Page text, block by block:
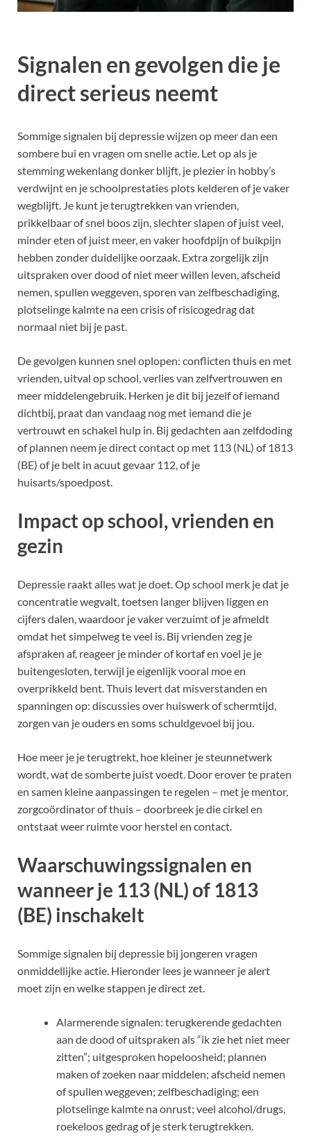
Signalen en gevolgen die je
direct serieus neemt
Sommige signalen bij depressie wijzen op meer dan een
sombere bui en vragen om snelle actie. Let op als je
stemming wekenlang donker blijft, je plezier in hobby’s
verdwijnt en je schoolprestaties plots kelderen of je vaker
wegblijft. Je kunt je terugtrekken van vrienden,
prikkelbaar of snel boos zijn, slechter slapen of juist veel,
minder eten of juist meer, en vaker hoofdpijn of buikpijn
hebben zonder duidelijke oorzaak. Extra zorgelijk zijn
uitspraken over dood of niet meer willen leven, afscheid
nemen, spullen weggeven, sporen van zelfbeschadiging,
plotselinge kalmte na een crisis of risicogedrag dat
normaal niet bij je past.
De gevolgen kunnen snel oplopen: conflicten thuis en met
vrienden, uitval op school, verlies van zelfvertrouwen en
meer middelengebruik. Herken je dit bij jezelf of iemand
dichtbij, praat dan vandaag nog met iemand die je
vertrouwt en schakel hulp in. Bij gedachten aan zelfdoding
of plannen neem je direct contact op met 113 (NL) of 1813
(BE) of je belt in acuut gevaar 112, of je
huisarts/spoedpost.
Impact op school, vrienden en
gezin
Depressie raakt alles wat je doet. Op school merk je dat je
concentratie wegvalt, toetsen langer blijven liggen en
cijfers dalen, waardoor je vaker verzuimt of je afmeldt
omdat het simpelweg te veel is. Bij vrienden zeg je
afspraken af, reageer je minder of kortaf en voel je je
buitengesloten, terwijl je eigenlijk vooral moe en
overprikkeld bent. Thuis levert dat misverstanden en
spanningen op: discussies over huiswerk of schermtijd,
zorgen van je ouders en soms schuldgevoel bij jou.
Hoe meer je je terugtrekt, hoe kleiner je steunnetwerk
wordt, wat de somberte juist voedt. Door erover te praten
en samen kleine aanpassingen te regelen – met je mentor,
zorgcoördinator of thuis – doorbreek je die cirkel en
ontstaat weer ruimte voor herstel en contact.
Waarschuwingssignalen en
wanneer je 113 (NL) of 1813
(BE) inschakelt
Sommige signalen bij depressie bij jongeren vragen
onmiddellijke actie. Hieronder lees je wanneer je alert
moet zijn en welke stappen je direct zet.
Alarmerende signalen: terugkerende gedachten
aan de dood of uitspraken als “ik zie het niet meer
zitten”; uitgesproken hopeloosheid; plannen
maken of zoeken naar middelen; afscheid nemen
of spullen weggeven; zelfbeschadiging; een
plotselinge kalmte na onrust; veel alcohol/drugs,
roekeloos gedrag of je sterk terugtrekken.